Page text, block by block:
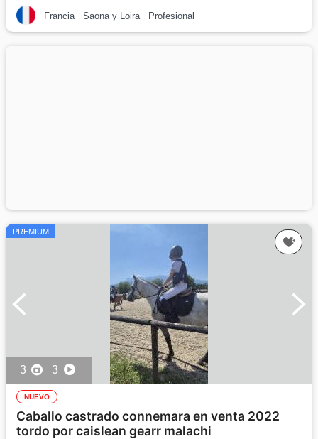
Francia Saona y Loira Profesional
PREMIUM
3 3
NUEVO
Caballo castrado connemara en venta 2022
tordo por caislean gearr malachi